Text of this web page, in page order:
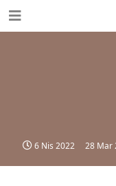
6 Nis 2022 28 Mar